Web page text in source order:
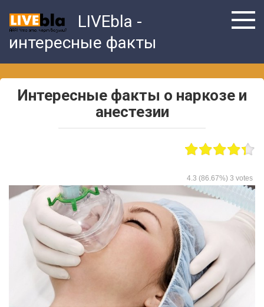
content
LIVEbla -
интересные факты
Интересные факты о наркозе и
анестезии
4.3 (86.67%) 3 votes